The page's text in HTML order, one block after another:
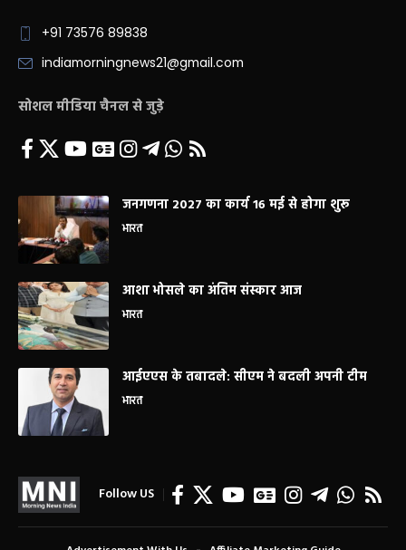
+91 73576 89838
indiamorningnews21@gmail.com
सोशल मीडिया चैनल से जुड़े
जनगणना 2027 का कार्य 16 मई से होगा शुरू
भारत
आशा भोसले का अंतिम संस्कार आज
भारत
आईएएस के तबादले: सीएम ने बदली अपनी टीम
भारत
Follow US